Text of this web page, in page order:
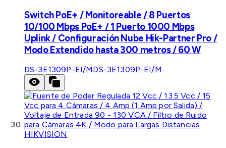
Switch PoE+ / Monitoreable / 8 Puertos
10/100 Mbps PoE+ / 1 Puerto 1000 Mbps
Uplink / Configuración Nube Hik-Partner Pro /
Modo Extendido hasta 300 metros / 60 W
DS-3E1309P-EI/MDS-3E1309P-EI/M
HIKVISION